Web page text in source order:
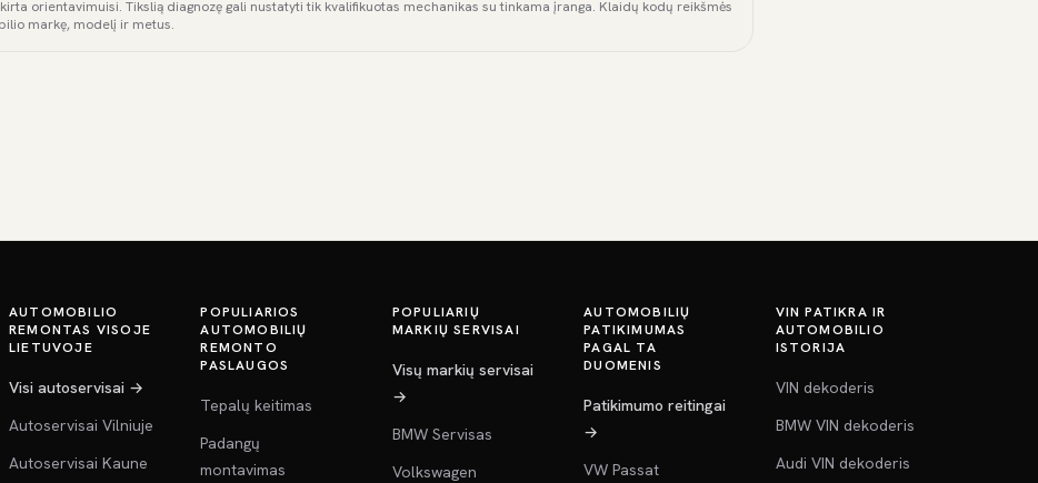
orientavimuisi. Tikslią diagnozę gali nustatyti tik kvalifikuotas mechanikas su tinkama įranga. Klaidų kodų reikšmės
markę, modelį ir metus.
AUTOMOBILIO
REMONTAS VISOJE
LIETUVOJE
Visi autoservisai →
Autoservisai Vilniuje
Autoservisai Kaune
POPULIARIOS
AUTOMOBILIŲ
REMONTO
PASLAUGOS
Tepalų keitimas
Padangų
montavimas
POPULIARIŲ
MARKIŲ SERVISAI
Visų markių servisai
→
BMW Servisas
Volkswagen
AUTOMOBILIŲ
PATIKIMUMAS
PAGAL TA
DUOMENIS
Patikimumo reitingai
→
VW Passat
VIN PATIKRA IR
AUTOMOBILIO
ISTORIJA
VIN dekoderis
BMW VIN dekoderis
Audi VIN dekoderis